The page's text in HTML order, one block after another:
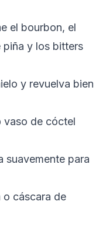
el bourbon, el
piña y los bitters
y revuelva bien
vaso de cóctel
suavemente para
cáscara de